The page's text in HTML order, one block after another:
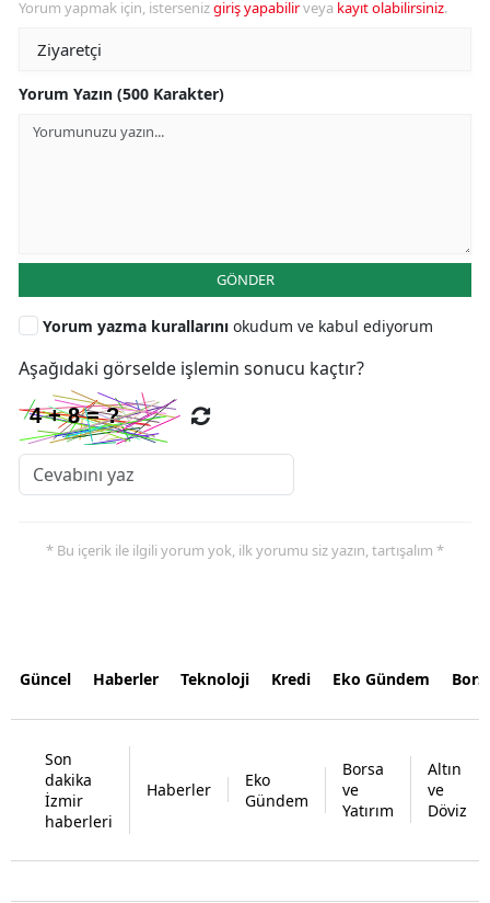
Yorum yapmak için, istersenizgiriş yapabilirveya kayıt olabilirsiniz.
Yorum Yazın (500 Karakter)
GÖNDER
Yorum yazma kurallarını okudum ve kabul ediyorum
Aşağıdaki görselde işlemin sonucu kaçtır?
* Bu içerik ile ilgili yorum yok, ilk yorumu siz yazın, tartışalım *
Güncel Haberler Teknoloji Kredi Eko Gündem
Son
dakika
İzmir
haberleri
Haberler
Eko
Gündem
Borsa
ve
Yatırım
Altın
ve
Döviz